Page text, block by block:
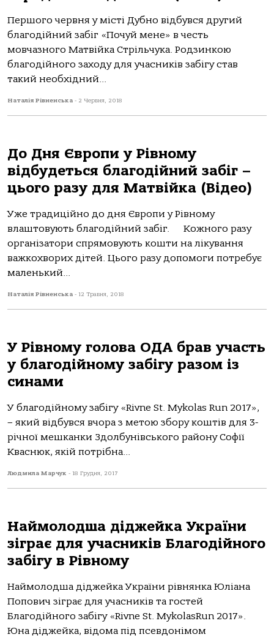
Першого червня у місті Дубно відбувся другий
благодійний забіг «Почуй мене» в честь
мовчазного Матвійка Стрільчука. Родзинкою
благодійного заходу для учасників забігу став
такий необхідний...
Наталія Рівненська - 2 Червня, 2018
До Дня Європи у Рівному
відбудеться благодійний забіг –
цього разу для Матвійка (Відео)
Уже традиційно до дня Європи у Рівному
влаштовують благодійний забіг. Кожного разу
організатори спрямовують кошти на лікування
важкохворих дітей. Цього разу допомоги потребує
маленький...
Наталія Рівненська - 12 Травня, 2018
У Рівному голова ОДА брав участь
у благодійному забігу разом із
синами
У благодійному забігу «Rivne St. Mykolas Run 2017»,
– який відбувся вчора з метою збору коштів для 3-
річної мешканки Здолбунівського району Софії
Кваснюк, якій потрібна...
Людмила Марчук - 18 Грудня, 2017
Наймолодша діджейка України
зіграє для учасників Благодійного
забігу в Рівному
Наймолодша діджейка України рівнянка Юліана
Попович зіграє для учасників та гостей
Благодійного забігу «Rivne St. MykolasRun 2017».
Юна діджейка, відома під псевдонімом